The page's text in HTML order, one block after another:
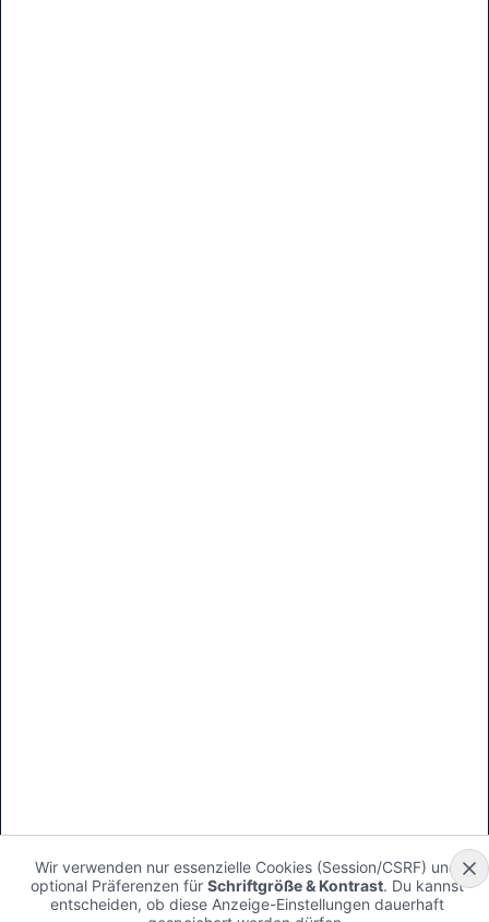
Wir verwenden nur essenzielle Cookies (Session/CSRF) und
optional Präferenzen für Schriftgröße & Kontrast. Du kannst
entscheiden, ob diese Anzeige-Einstellungen dauerhaft